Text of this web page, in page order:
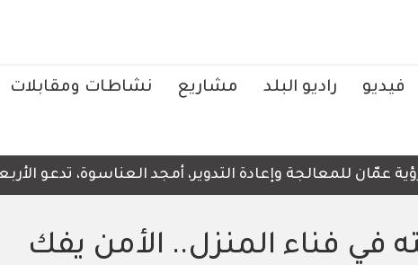
فيديو راديو البلد مشاريع نشاطات ومقابلات
للمعالجة وإعادة التدوير، أمجد العناسوة، تدعو
في فناء المنزل.. الأمن يفك